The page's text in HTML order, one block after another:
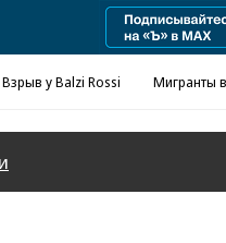
Взрыв у Balzi Rossi Мигранты